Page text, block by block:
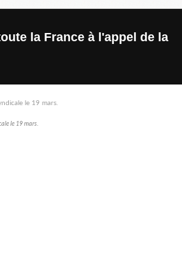
la France à l'appel de la
le 19 mars.